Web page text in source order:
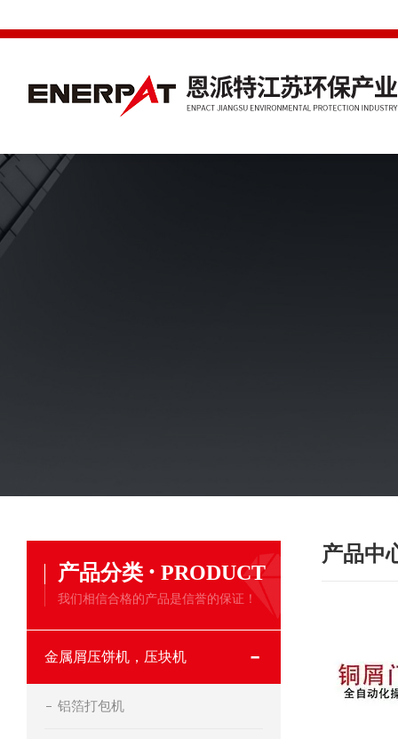
产品分类 · PRODUCT
我们相信合格的产品是信誉的保证！
金属屑压饼机，压块机
铝箔打包机
产品中